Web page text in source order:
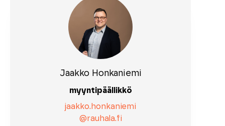
Jaakko Honkaniemi
myyntipäällikkö
jaakko.honkaniemi
@rauhala.fi